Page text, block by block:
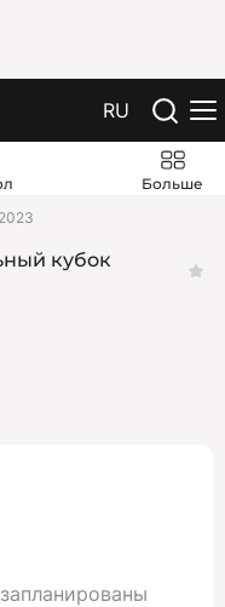
RU
Больше
кубок